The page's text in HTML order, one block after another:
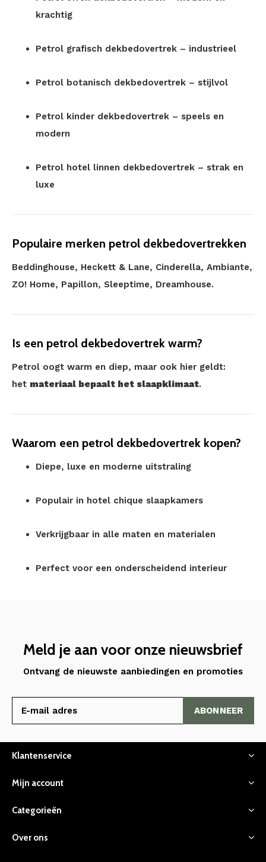
krachtig
Petrol grafisch dekbedovertrek – industrieel
Petrol botanisch dekbedovertrek – stijlvol
Petrol kinder dekbedovertrek – speels en
modern
Petrol hotel linnen dekbedovertrek – strak en
luxe
Populaire merken petrol dekbedovertrekken
Beddinghouse, Heckett & Lane, Cinderella, Ambiante,
ZO! Home, Papillon, Sleeptime, Dreamhouse.
Is een petrol dekbedovertrek warm?
Petrol oogt warm en diep, maar ook hier geldt:
het materiaal bepaalt het slaapklimaat.
Waarom een petrol dekbedovertrek kopen?
Diepe, luxe en moderne uitstraling
Populair in hotel chique slaapkamers
Verkrijgbaar in alle maten en materialen
Perfect voor een onderscheidend interieur
Meld je aan voor onze nieuwsbrief
Ontvang de nieuwste aanbiedingen en promoties
ABONNEER
Klantenservice
Mijn account
Categorieën
Over ons